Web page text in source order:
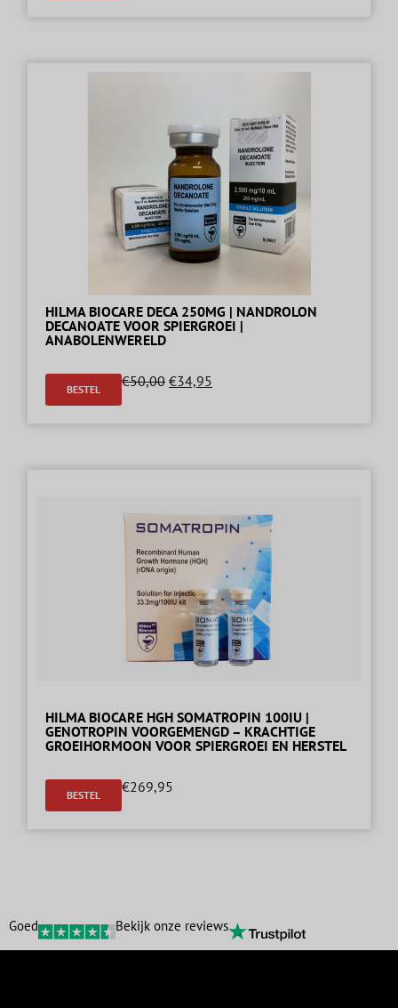
HILMA BIOCARE DECA 250MG | NANDROLON
DECANOATE VOOR SPIERGROEI |
ANABOLENWERELD
BESTEL €50,00 €34,95
HILMA BIOCARE HGH SOMATROPIN 100IU |
GENOTROPIN VOORGEMENGD – KRACHTIGE
GROEIHORMOON VOOR SPIERGROEI EN HERSTEL
BESTEL €269,95
Goed Bekijk onze reviews